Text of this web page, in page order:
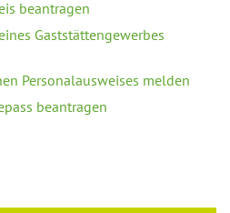
beantragen
Gaststättengewerbes
Personalausweises melden
beantragen